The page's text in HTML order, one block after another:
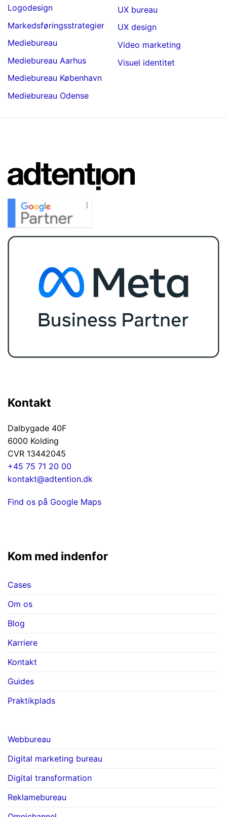
Logodesign
Markedsføringsstrategier
Mediebureau
Mediebureau Aarhus
Mediebureau København
Mediebureau Odense
UX bureau
UX design
Video marketing
Visuel identitet
Kontakt
Dalbygade 40F
6000 Kolding
CVR 13442045
+45 75 71 20 00
kontakt@adtention.dk
Find os på Google Maps
Kom med indenfor
Cases
Om os
Blog
Karriere
Kontakt
Guides
Praktikplads
Webbureau
Digital marketing bureau
Digital transformation
Reklamebureau